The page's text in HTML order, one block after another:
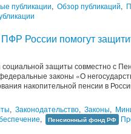
публикации, Обзор публикаций,
России помогут
социальной защиты совместно с
законы «О
накопительной пенсии в
, Законодательство, Законы,
, Пенсионный фонд РФ